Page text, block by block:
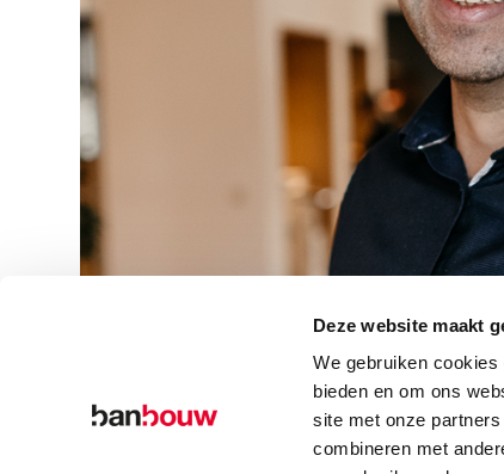
Deze website maakt
We gebruiken
bieden en om ons
site met onze
combineren met